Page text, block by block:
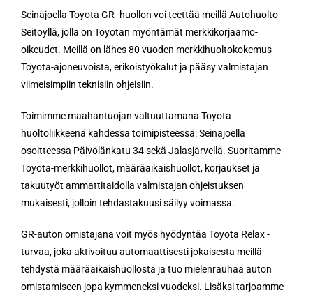
Seinäjoella Toyota GR -huollon voi teettää meillä Autohuolto
Seitoyllä, jolla on Toyotan myöntämät merkkikorjaamo-
oikeudet. Meillä on lähes 80 vuoden merkkihuoltokokemus
Toyota-ajoneuvoista, erikoistyökalut ja pääsy valmistajan
viimeisimpiin teknisiin ohjeisiin.
Toimimme maahantuojan valtuuttamana Toyota-
huoltoliikkeenä kahdessa toimipisteessä: Seinäjoella
osoitteessa Päivölänkatu 34 sekä Jalasjärvellä. Suoritamme
Toyota-merkkihuollot, määräaikaishuollot, korjaukset ja
takuutyöt ammattitaidolla valmistajan ohjeistuksen
mukaisesti, jolloin tehdastakuusi säilyy voimassa.
GR-auton omistajana voit myös hyödyntää Toyota Relax -
turvaa, joka aktivoituu automaattisesti jokaisesta meillä
tehdystä määräaikaishuollosta ja tuo mielenrauhaa auton
omistamiseen jopa kymmeneksi vuodeksi. Lisäksi tarjoamme